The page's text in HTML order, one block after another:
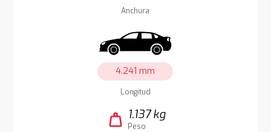
Anchura
4.241 mm
Longitud
weight 1.137 kg
Peso